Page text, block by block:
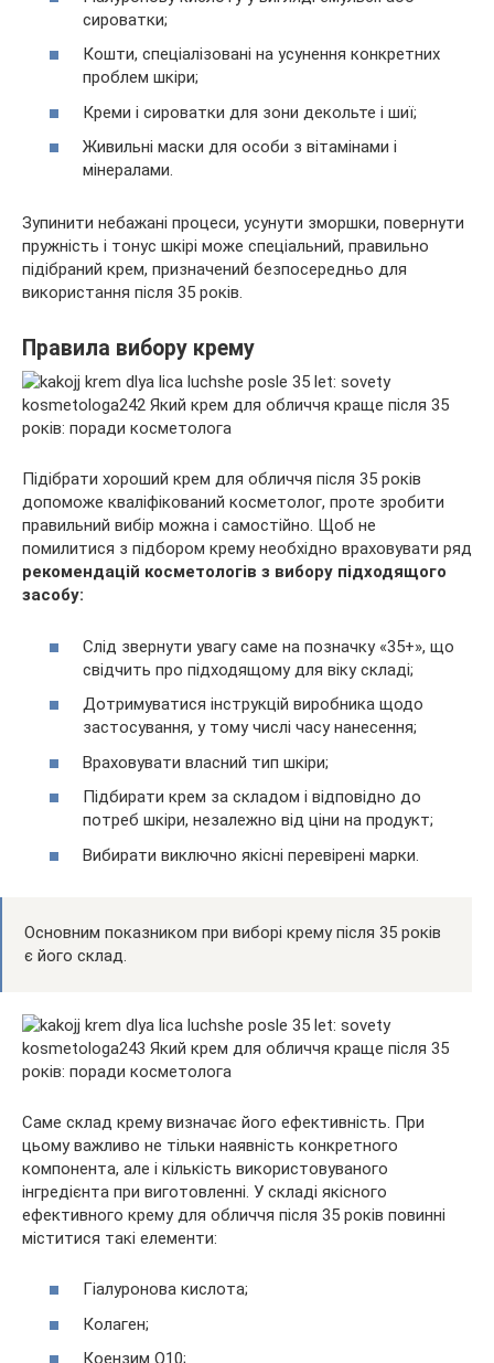
сироватки;
Кошти, спеціалізовані на усунення конкретних
проблем шкіри;
Креми і сироватки для зони декольте і шиї;
Живильні маски для особи з вітамінами і
мінералами.
Зупинити небажані процеси, усунути зморшки, повернути
пружність і тонус шкірі може спеціальний, правильно
підібраний крем, призначений безпосередньо для
використання після 35 років.
Правила вибору крему
Підібрати хороший крем для обличчя після 35 років
допоможе кваліфікований косметолог, проте зробити
правильний вибір можна і самостійно. Щоб не
помилитися з підбором крему необхідно враховувати ряд
рекомендацій косметологів з вибору підходящого
засобу:
Слід звернути увагу саме на позначку «35+», що
свідчить про підходящому для віку складі;
Дотримуватися інструкцій виробника щодо
застосування, у тому числі часу нанесення;
Враховувати власний тип шкіри;
Підбирати крем за складом і відповідно до
потреб шкіри, незалежно від ціни на продукт;
Вибирати виключно якісні перевірені марки.
Основним показником при виборі крему після 35 років
є його склад.
Саме склад крему визначає його ефективність. При
цьому важливо не тільки наявність конкретного
компонента, але і кількість використовуваного
інгредієнта при виготовленні. У складі якісного
ефективного крему для обличчя після 35 років повинні
міститися такі елементи:
Гіалуронова кислота;
Колаген;
Коензим Q10;